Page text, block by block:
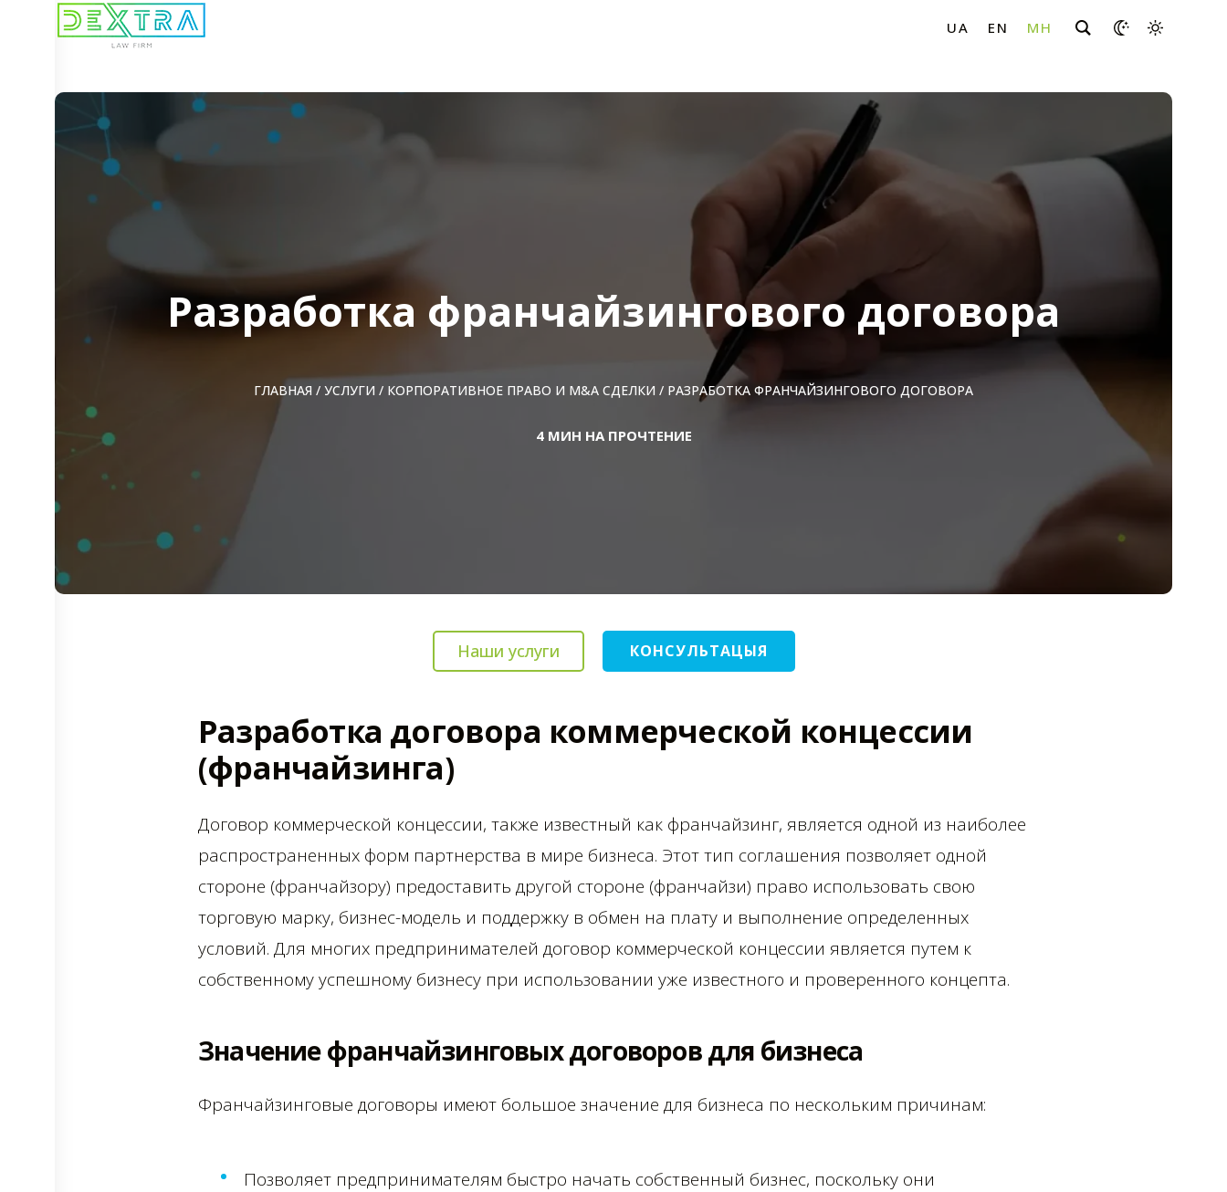
Разработка франчайзингового договора
ГЛАВНАЯ / УСЛУГИ / КОРПОРАТИВНОЕ ПРАВО И M&A СДЕЛКИ / РАЗРАБОТКА ФРАНЧАЙЗИНГОВОГО ДОГОВОРА
4 МИН НА ПРОЧТЕНИЕ
Наши услуги КОНСУЛЬТАЦЫЯ
Разработка договора коммерческой концессии
(франчайзинга)
Договор коммерческой концессии, также известный как франчайзинг, является одной из наиболее
распространенных форм партнерства в мире бизнеса. Этот тип соглашения позволяет одной
стороне (франчайзору) предоставить другой стороне (франчайзи) право использовать свою
торговую марку, бизнес-модель и поддержку в обмен на плату и выполнение определенных
условий. Для многих предпринимателей договор коммерческой концессии является путем к
собственному успешному бизнесу при использовании уже известного и проверенного концепта.
Значение франчайзинговых договоров для бизнеса
Франчайзинговые договоры имеют большое значение для бизнеса по нескольким причинам:
Позволяет предпринимателям быстро начать собственный бизнес, поскольку они